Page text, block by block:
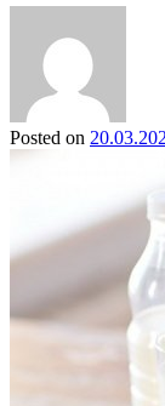
Posted on